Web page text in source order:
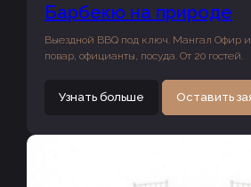
Барбекю на природе
Выездной BBQ под ключ. Мангал Офир
повар, официанты, посуда. От 20 гостей.
Узнать больше Оставить